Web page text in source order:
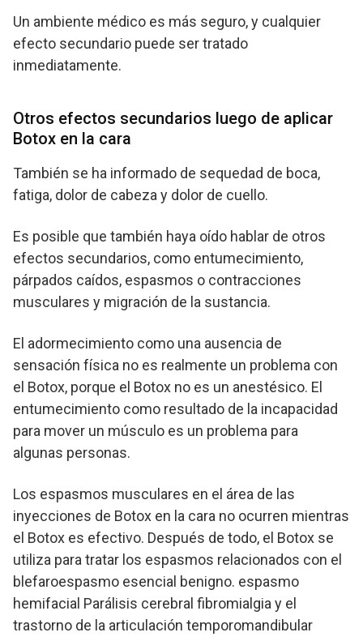
Un ambiente médico es más seguro, y cualquier
efecto secundario puede ser tratado
inmediatamente.
Otros efectos secundarios luego de aplicar
Botox en la cara
También se ha informado de sequedad de boca,
fatiga, dolor de cabeza y dolor de cuello.
Es posible que también haya oído hablar de otros
efectos secundarios, como entumecimiento,
párpados caídos, espasmos o contracciones
musculares y migración de la sustancia.
El adormecimiento como una ausencia de
sensación física no es realmente un problema con
el Botox, porque el Botox no es un anestésico. El
entumecimiento como resultado de la incapacidad
para mover un músculo es un problema para
algunas personas.
Los espasmos musculares en el área de las
inyecciones de Botox en la cara no ocurren mientras
el Botox es efectivo. Después de todo, el Botox se
utiliza para tratar los espasmos relacionados con el
blefaroespasmo esencial benigno. espasmo
hemifacial Parálisis cerebral fibromialgia y el
trastorno de la articulación temporomandibular